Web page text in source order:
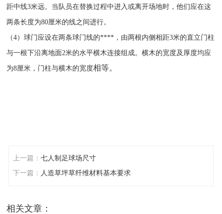
距中线3米远。当队员在替换过程中进入或离开场地时，他们应在这
两条长度为80厘米的线之间进行。
（4）球门应设在两条球门线的****，由两根内侧相距3米的直立门柱
与一根下沿离地面2米的水平横木连接组成。横木的宽度及厚度均应
为8厘米，门柱与横木的宽度相等。
上一篇：七人制足球场尺寸
下一篇： 人造草坪草纤维材料基本要求
相关文章：